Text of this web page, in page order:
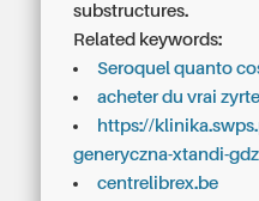
substructures.
Related keywords:
Seroquel quanto
acheter du vrai
https://
generyczna-xtandi-
centrelibrex.be